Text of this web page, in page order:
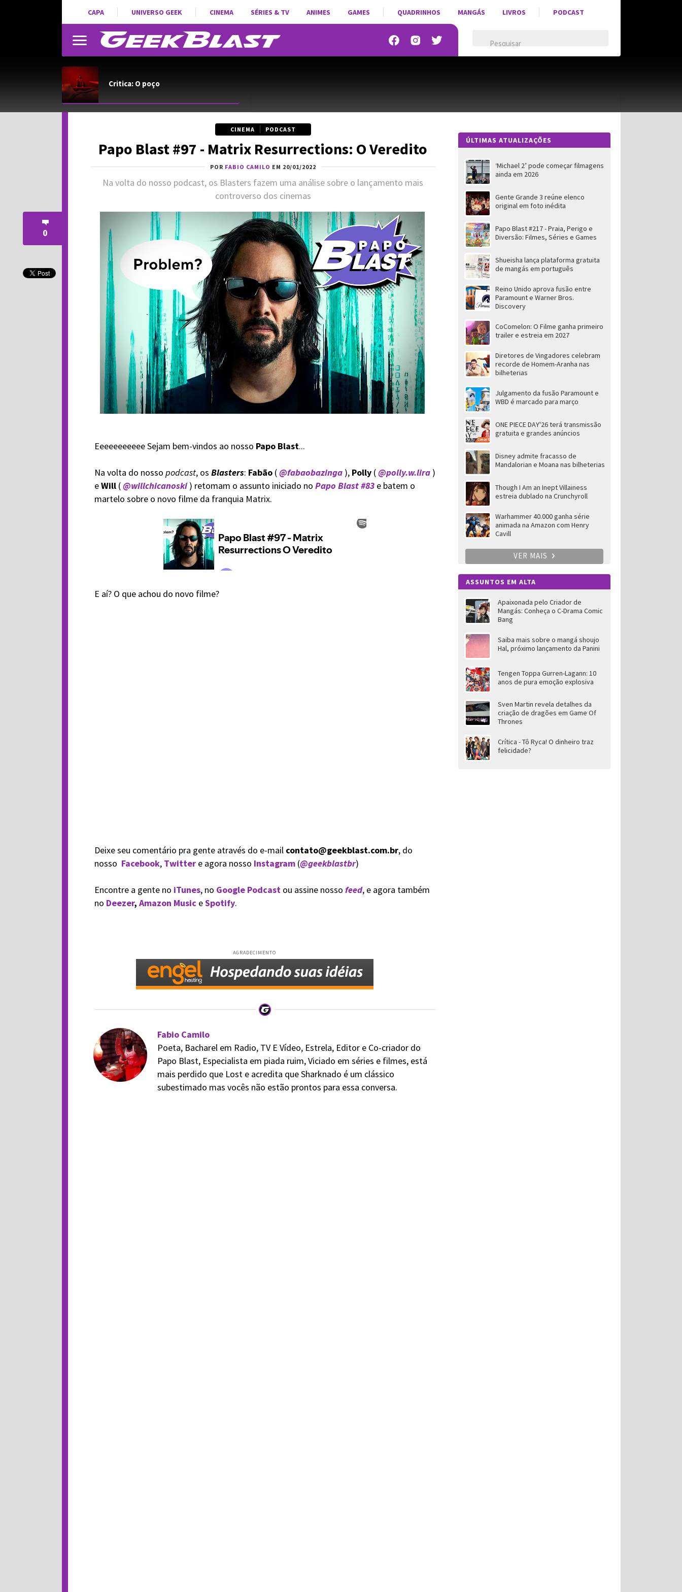
CAPA UNIVERSO GEEK CINEMA SÉRIES & TV ANIMES GAMES QUADRINHOS MANGÁS LIVROS PODCAST
Critica: O poço
CINEMA PODCAST
Papo Blast #97 - Matrix Resurrections: O Veredito
POR FABIO CAMILO EM 20/01/2022
Na volta do nosso podcast, os Blasters fazem uma análise sobre o lançamento mais
controverso dos cinemas
Eeeeeeeeeee Sejam bem-vindos ao nosso Papo Blast...
Na volta do nosso podcast, os Blasters: Fabão(@fabaobazinga), Polly(@polly.w.lira)
eWill(@willchicanoski) retomam o assunto iniciado no Papo Blast #83e batem o
martelo sobre o novo filme da franquia Matrix.
E aí? O que achou do novo filme?
Deixe seu comentário pra gente através do e-mail contato@geekblast.com.br, do
nosso Facebook,Twitter e agora nosso Instagram(@geekblastbr)
Encontre a gente no iTunes, no Google Podcastou assine nosso feed, e agora também
no Deezer, Amazon MusiceSpotify.
0
AGRADECIMENTO
Fabio Camilo
Poeta, Bacharel em Radio, TV E Vídeo, Estrela, Editor e Co-criador do
Papo Blast, Especialista em piada ruim, Viciado em séries e filmes, está
mais perdido que Lost e acredita que Sharknado é um clássico
subestimado mas vocês não estão prontos para essa conversa.
ÚLTIMAS ATUALIZAÇÕES
‘Michael 2’ pode começar filmagens
ainda em 2026
Gente Grande 3 reúne elenco
original em foto inédita
Papo Blast #217 - Praia, Perigo e
Diversão: Filmes, Séries e Games
Shueisha lança plataforma gratuita
de mangás em português
Reino Unido aprova fusão entre
Paramount e Warner Bros.
Discovery
CoComelon: O Filme ganha primeiro
trailer e estreia em 2027
Diretores de Vingadores celebram
recorde de Homem-Aranha nas
bilheterias
Julgamento da fusão Paramount e
WBD é marcado para março
ONE PIECE DAY'26 terá transmissão
gratuita e grandes anúncios
Disney admite fracasso de
Mandalorian e Moana nas bilheterias
Though I Am an Inept Villainess
estreia dublado na Crunchyroll
Warhammer 40.000 ganha série
animada na Amazon com Henry
Cavill
VER MAIS
ASSUNTOS EM ALTA
Apaixonada pelo Criador de
Mangás: Conheça o C-Drama Comic
Bang
Saiba mais sobre o mangá shoujo
Hal, próximo lançamento da Panini
Tengen Toppa Gurren-Lagann: 10
anos de pura emoção explosiva
Sven Martin revela detalhes da
criação de dragões em Game Of
Thrones
Crítica - Tô Ryca! O dinheiro traz
felicidade?